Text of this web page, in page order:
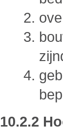
10.2.2